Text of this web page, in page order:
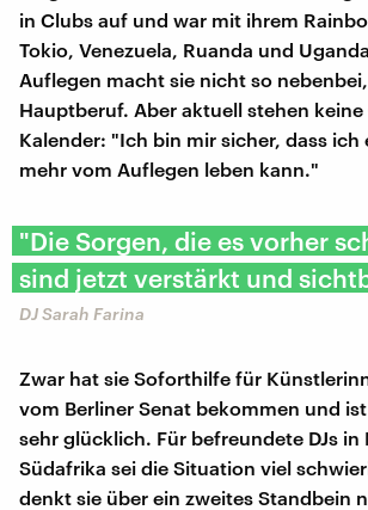
in Clubs auf und war mit ihrem
Tokio, Venezuela, Ruanda und
Auflegen macht sie nicht so
Hauptberuf. Aber aktuell stehen keine
Kalender: "Ich bin mir sicher, dass
mehr vom Auflegen leben kann."
"Die Sorgen, die es vorher
sind jetzt verstärkt und
DJ Sarah Farina
Zwar hat sie Soforthilfe für
vom Berliner Senat bekommen und
sehr glücklich. Für befreundete DJs in
Südafrika sei die Situation viel
denkt sie über ein zweites Standbein